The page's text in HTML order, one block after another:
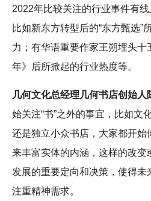
2022年比较关注的行业事件有
比如新东方转型后的“东方甄选”
力；有华语重要作家王朔埋头
年》后所掀起的行业热度等。
几何文化总经理几何书店创始人
始关注“书”之外的事宜，比如文
还是独立小众书店，大家都开始
来丰富实体的内涵，这样的改变
发展的重要定向和决策，使得未
注重精神需求。